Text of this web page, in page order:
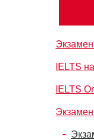
IELTS
IELTS